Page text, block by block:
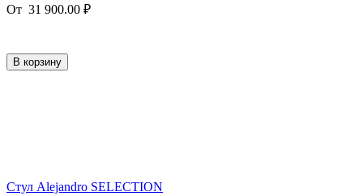
От 31 900.00 ₽
В корзину
Стул Alejandro SELECTION